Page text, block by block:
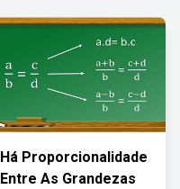
Há Proporcionalidade
Entre As Grandezas